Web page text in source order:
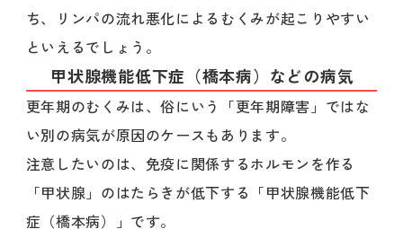
ち、リンパの流れ悪化によるむくみが起こりやすい
といえるでしょう。
甲状腺機能低下症（橋本病）などの病気
更年期のむくみは、俗にいう「更年期障害」ではな
い別の病気が原因のケースもあります。
注意したいのは、免疫に関係するホルモンを作る
「甲状腺」のはたらきが低下する「甲状腺機能低下
症（橋本病）」です。